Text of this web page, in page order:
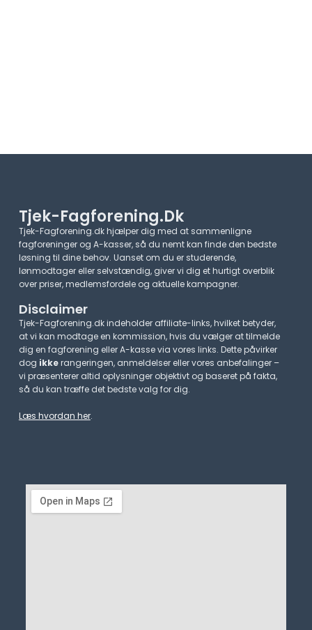
Tjek-Fagforening.dk
Tjek-Fagforening.dk hjælper dig med at sammenligne
fagforeninger og A-kasser, så du nemt kan finde den bedste
løsning til dine behov. Uanset om du er studerende,
lønmodtager eller selvstændig, giver vi dig et hurtigt overblik
over priser, medlemsfordele og aktuelle kampagner.​
Disclaimer
Tjek-Fagforening.dk indeholder affiliate-links, hvilket betyder,
at vi kan modtage en kommission, hvis du vælger at tilmelde
dig en fagforening eller A-kasse via vores links. Dette påvirker
dog ikkerangeringen, anmeldelser eller vores anbefalinger –
vi præsenterer altid oplysninger objektivt og baseret på fakta,
så du kan træffe det bedste valg for dig.
Læs hvordan her.